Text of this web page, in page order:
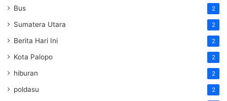
Bus 2
Sumatera Utara 2
Berita Hari Ini 2
Kota Palopo 2
hiburan 2
poldasu 2